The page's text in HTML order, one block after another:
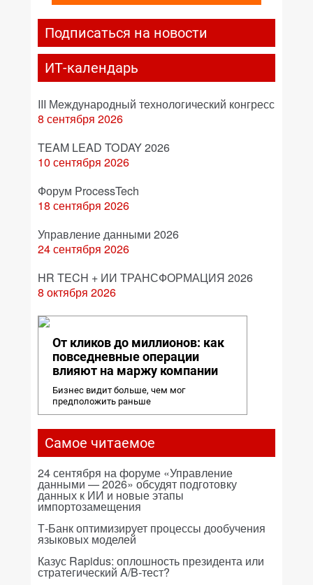
Подписаться на новости
ИТ-календарь
III Международный технологический конгресс
8 сентября 2026
TEAM LEAD TODAY 2026
10 сентября 2026
Форум ProcessTech
18 сентября 2026
Управление данными 2026
24 сентября 2026
HR TECH + ИИ ТРАНСФОРМАЦИЯ 2026
8 октября 2026
От кликов до миллионов: как
повседневные операции
влияют на маржу компании
Бизнес видит больше, чем мог
предположить раньше
Самое читаемое
24 сентября на форуме «Управление
данными — 2026» обсудят подготовку
данных к ИИ и новые этапы
импортозамещения
Т-Банк оптимизирует процессы дообучения
языковых моделей
Казус Rapidus: оплошность президента или
стратегический A/B-тест?